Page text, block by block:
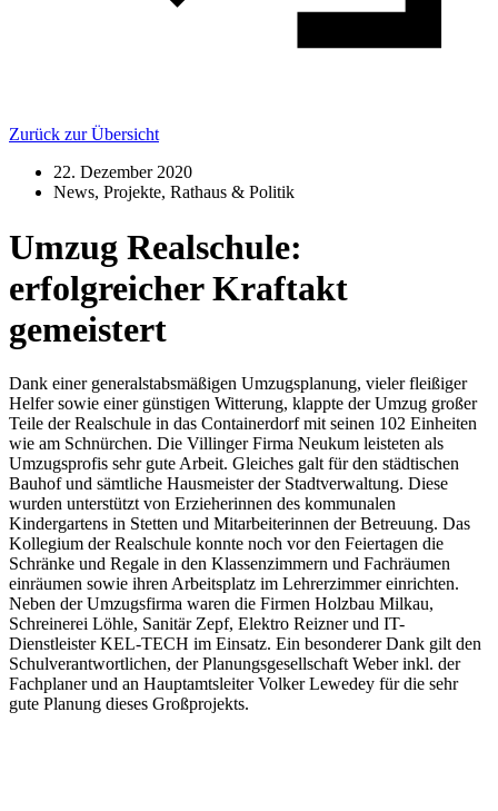
Zurück zur Übersicht
22. Dezember 2020
News, Projekte, Rathaus & Politik
Umzug Realschule:
erfolgreicher Kraftakt
gemeistert
Dank einer generalstabsmäßigen Umzugsplanung, vieler fleißiger
Helfer sowie einer günstigen Witterung, klappte der Umzug großer
Teile der Realschule in das Containerdorf mit seinen 102 Einheiten
wie am Schnürchen. Die Villinger Firma Neukum leisteten als
Umzugsprofis sehr gute Arbeit. Gleiches galt für den städtischen
Bauhof und sämtliche Hausmeister der Stadtverwaltung. Diese
wurden unterstützt von Erzieherinnen des kommunalen
Kindergartens in Stetten und Mitarbeiterinnen der Betreuung. Das
Kollegium der Realschule konnte noch vor den Feiertagen die
Schränke und Regale in den Klassenzimmern und Fachräumen
einräumen sowie ihren Arbeitsplatz im Lehrerzimmer einrichten.
Neben der Umzugsfirma waren die Firmen Holzbau Milkau,
Schreinerei Löhle, Sanitär Zepf, Elektro Reizner und IT-
Dienstleister KEL-TECH im Einsatz. Ein besonderer Dank gilt den
Schulverantwortlichen, der Planungsgesellschaft Weber inkl. der
Fachplaner und an Hauptamtsleiter Volker Lewedey für die sehr
gute Planung dieses Großprojekts.